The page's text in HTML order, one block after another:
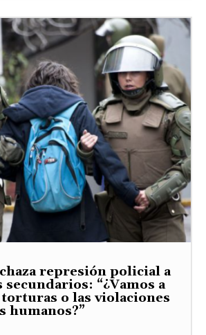
represión policial a
“¿Vamos a
o las violaciones
humanos?”